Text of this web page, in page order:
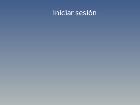
Iniciar sesión